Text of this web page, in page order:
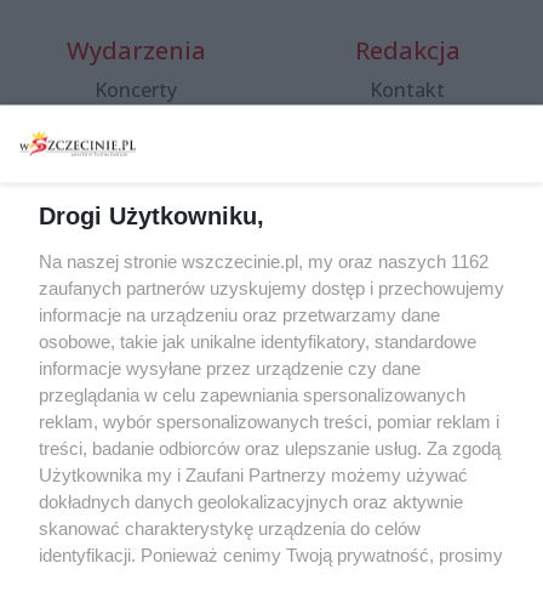
Wydarzenia
Koncerty
Spacery i oprowadzania
targi
Wernisaże
Więcej
Redakcja
Kontakt
Specjalny koncert z okazji
20. urodzin portalu
wSzczecinie.pl
Regulamin konkursów
śniadaniówka "Hej
Szczecin! Jest piątek!"
Partnerzy
Praca Szczecin
Drogi Użytkowniku,
Na naszej stronie wszczecinie.pl, my oraz naszych 1162
zaufanych partnerów uzyskujemy dostęp i przechowujemy
informacje na urządzeniu oraz przetwarzamy dane
osobowe, takie jak unikalne identyfikatory, standardowe
informacje wysyłane przez urządzenie czy dane
przeglądania w celu zapewniania spersonalizowanych
reklam, wybór spersonalizowanych treści, pomiar reklam i
treści, badanie odbiorców oraz ulepszanie usług. Za zgodą
Użytkownika my i Zaufani Partnerzy możemy używać
dokładnych danych geolokalizacyjnych oraz aktywnie
skanować charakterystykę urządzenia do celów
identyfikacji. Ponieważ cenimy Twoją prywatność, prosimy